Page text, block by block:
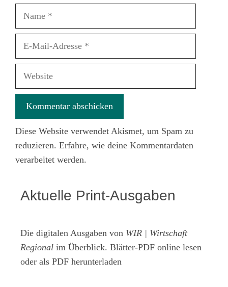
Diese Website verwendet Akismet, um Spam zu
reduzieren. Erfahre, wie deine Kommentardaten
verarbeitet werden.
Aktuelle Print-Ausgaben
Die digitalen Ausgaben von WIR | Wirtschaft
Regional im Überblick. Blätter-PDF online lesen
oder als PDF herunterladen